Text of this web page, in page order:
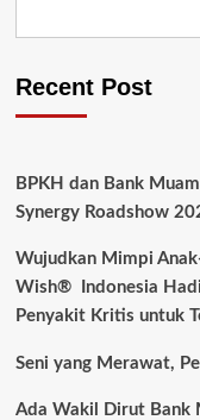
Recent Post
BPKH dan Bank
Synergy Roadshow
Wujudkan Mimpi
Wish® Indonesia
Penyakit Kritis untuk
Seni yang Merawat,
Ada Wakil Dirut Bank